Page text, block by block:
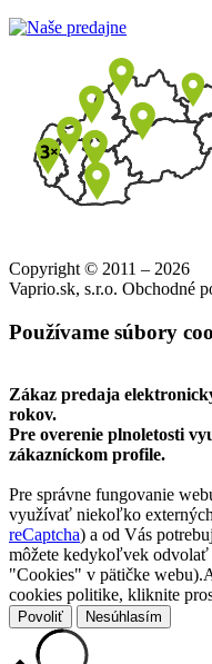
Copyright © 2011 – 2026
Vaprio.sk, s.r.o. Obchodné
Používame súbory
Zákaz predaja
rokov.
Pre overenie plnoletosti
zákazníckom profile.
Pre správne fungovanie
využívať niekoľko
reCaptcha) a od Vás
môžete kedykoľvek
"Cookies" v pätičke
cookies politike, kliknite
Povoliť Nesúhlasím